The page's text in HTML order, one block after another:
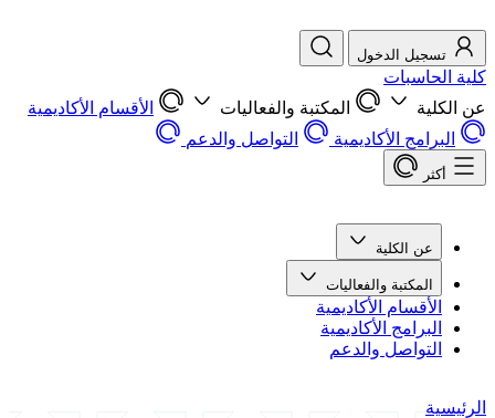
تسجيل الدخول
كلية الحاسبات
عن الكلية
المكتبة والفعاليات
الأقسام الأكاديمية
البرامج الأكاديمية
التواصل والدعم
أكثر
عن الكلية
المكتبة والفعاليات
الأقسام الأكاديمية
البرامج الأكاديمية
التواصل والدعم
الرئيسية